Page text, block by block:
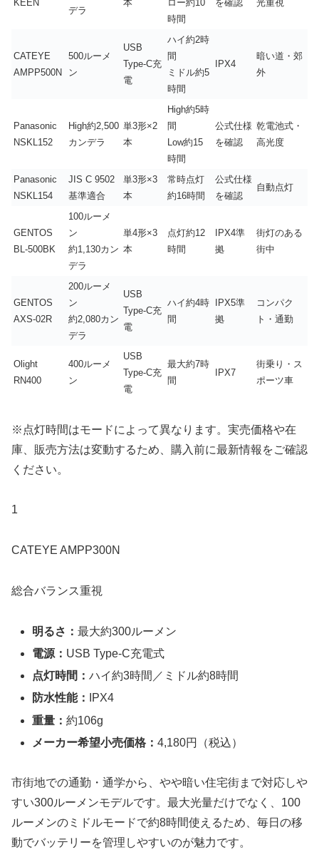
KEEN
デラ
本
ロー約10
時間
を確認 光重視
CATEYE
AMPP500N
500ルーメ
ン
USB
Type-C充
電
ハイ約2時
間
ミドル約5
時間
IPX4
暗い道・郊
外
Panasonic
NSKL152
High約2,500
カンデラ
単3形×2
本
High約5時
間
Low約15
時間
公式仕様
を確認
乾電池式・
高光度
Panasonic
NSKL154
JIS C 9502
基準適合
単3形×3
本
常時点灯
約16時間
公式仕様
を確認
自動点灯
GENTOS
BL-500BK
100ルーメ
ン
約1,130カン
デラ
単4形×3
本
点灯約12
時間
IPX4準
拠
街灯のある
街中
GENTOS
AXS-02R
200ルーメ
ン
約2,080カン
デラ
USB
Type-C充
電
ハイ約4時
間
IPX5準
拠
コンパク
ト・通勤
Olight
RN400
400ルーメ
ン
USB
Type-C充
電
最大約7時
間
IPX7
街乗り・ス
ポーツ車
※点灯時間はモードによって異なります。実売価格や在
庫、販売方法は変動するため、購入前に最新情報をご確認
ください。
1
CATEYE AMPP300N
総合バランス重視
明るさ：最大約300ルーメン
電源： USB Type-C充電式
点灯時間：ハイ約3時間／ミドル約8時間
防水性能：
IPX4
重量：約106g
メーカー希望小売価格：4,180円（税込）
市街地での通勤・通学から、やや暗い住宅街まで対応しや
すい300ルーメンモデルです。最大光量だけでなく、100
ルーメンのミドルモードで約8時間使えるため、毎日の移
動でバッテリーを管理しやすいのが魅力です。